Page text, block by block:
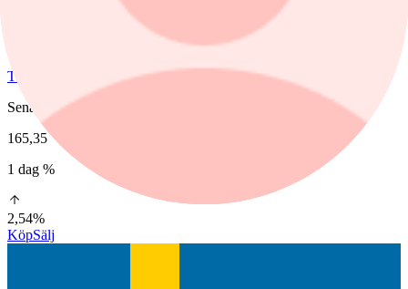
Tele2 B
Senast
165,35
1 dag %
2,54%
KöpSälj